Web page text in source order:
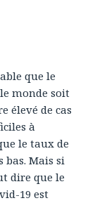
que le
monde soit
élevé de cas
à
le taux de
bas. Mais si
dire que le
19 est